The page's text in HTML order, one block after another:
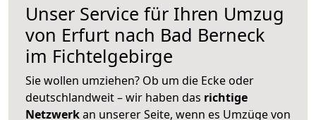
Unser Service für Ihren Umzug
von Erfurt nach Bad Berneck
im Fichtelgebirge
Sie wollen umziehen? Ob um die Ecke oder
deutschlandweit – wir haben das richtige
Netzwerkan unserer Seite, wenn es Umzüge von